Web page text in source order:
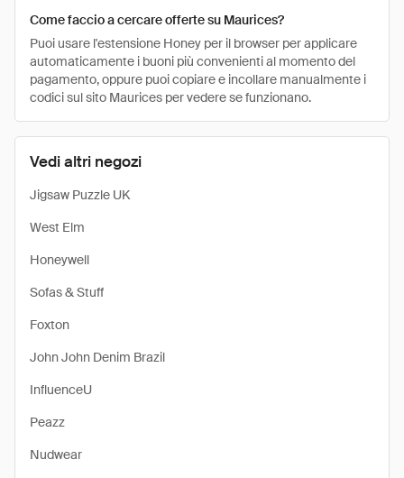
Vedi altri negozi
Jigsaw Puzzle UK
West Elm
Honeywell
Sofas & Stuff
Foxton
John John Denim Brazil
InfluenceU
Peazz
Nudwear
Come faccio a cercare offerte su Maurices?
Puoi usare l'estensione Honey per il browser per applicare
automaticamente i buoni più convenienti al momento del
pagamento, oppure puoi copiare e incollare manualmente i
codici sul sito Maurices per vedere se funzionano.